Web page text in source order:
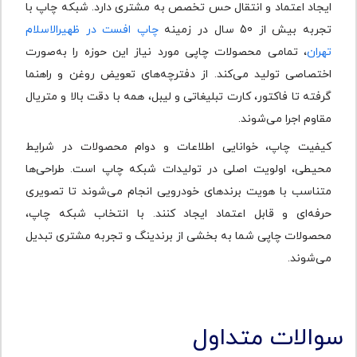
ایجاد اعتماد و انتقال حس تخصص به مشتری دارد. شبکه چاپ با
تجربه بیش از 50 سال در زمینه
چاپ افست در ظهیرالاسلام
تهران، تمامی محصولات چاپی مورد نیاز این حوزه را به‌صورت
اختصاصی تولید می‌کند. از دفترچه‌های تعویض روغن و راهنما
گرفته تا فاکتور، کارت تبلیغاتی و لیبل، همه با دقت بالا و متریال
مقاوم اجرا می‌شوند.
کیفیت چاپ، خوانایی اطلاعات و دوام محصولات در شرایط
محیطی، اولویت اصلی در تولیدات شبکه چاپ است. طراحی‌ها
متناسب با هویت برندهای خودرویی انجام می‌شوند تا تصویری
حرفه‌ای و قابل اعتماد ایجاد کنند. با انتخاب شبکه چاپ،
محصولات چاپی شما به بخشی از برندینگ و تجربه مشتری تبدیل
می‌شوند.
سوالات متداول